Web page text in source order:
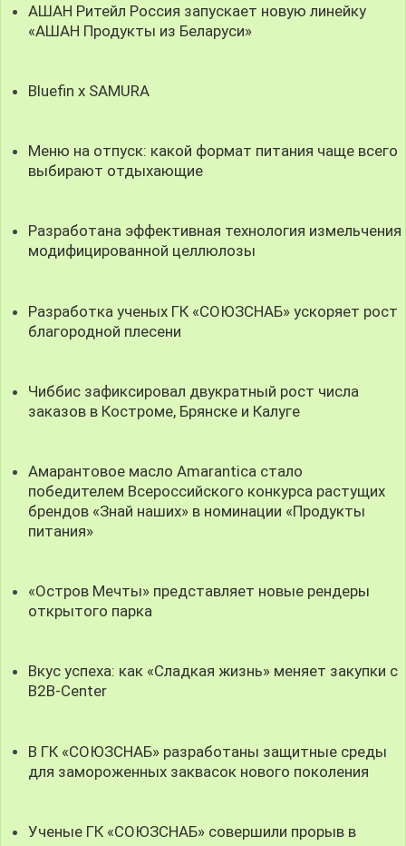
АШАН Ритейл Россия запускает новую линейку
«АШАН Продукты из Беларуси»
Bluefin x SAMURA
Меню на отпуск: какой формат питания чаще всего
выбирают отдыхающие
Разработана эффективная технология измельчения
модифицированной целлюлозы
Разработка ученых ГК «СОЮЗСНАБ» ускоряет рост
благородной плесени
Чиббис зафиксировал двукратный рост числа
заказов в Костроме, Брянске и Калуге
Амарантовое масло Amarantica стало
победителем Всероссийского конкурса растущих
брендов «Знай наших» в номинации «Продукты
питания»
«Остров Мечты» представляет новые рендеры
открытого парка
Вкус успеха: как «Сладкая жизнь» меняет закупки с
B2B-Center
В ГК «СОЮЗСНАБ» разработаны защитные среды
для замороженных заквасок нового поколения
Ученые ГК «СОЮЗСНАБ» совершили прорыв в